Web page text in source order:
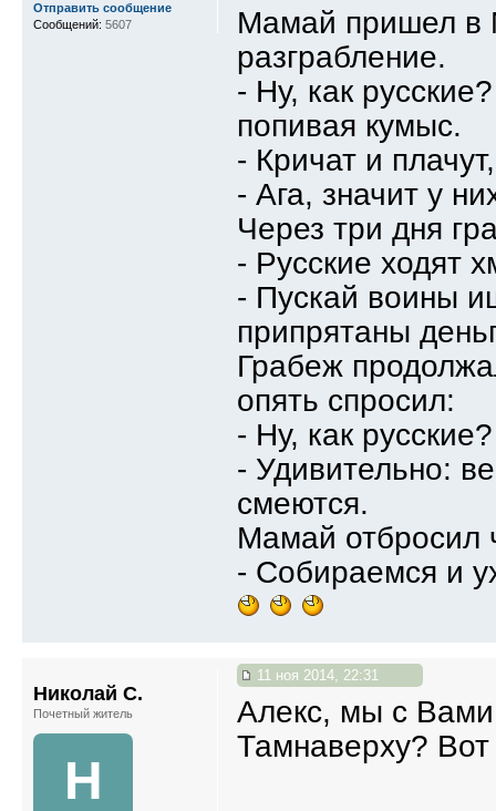
Мамай пришел в
разграбление.
- Ну, как
попивая кумыс.
- Кричат и
- Ага, значит у
Через три дня
- Русские ходят
- Пускай воины
припрятаны
Грабеж
опять спросил:
- Ну, как русские?
- Удивительно:
смеются.
Мамай отбросил
- Собираемся и
Отправить сообщение
Сообщений: 5607
11 ноя 2014, 22:31
Алекс, мы с
Тамнаверху?
Николай С.
Почетный житель
Н